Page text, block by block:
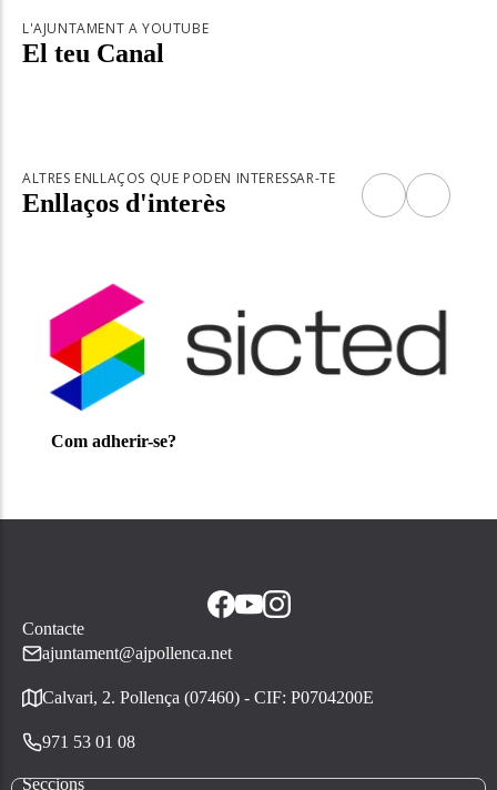
L'AJUNTAMENT A YOUTUBE
El teu Canal
ALTRES ENLLAÇOS QUE PODEN INTERESSAR-TE
Enllaços d'interès
Fons Mallorquí de Cooperació
Contacte
ajuntament@ajpollenca.net
Calvari, 2. Pollença (07460) - CIF: P0704200E
971 53 01 08
Seccions